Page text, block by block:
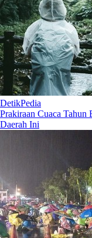
DetikPedia
Prakiraan Cuaca Tahun
Daerah Ini